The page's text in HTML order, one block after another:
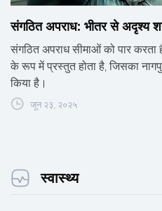
संगठित अपराध: भीतर से अदृश्य
संगठित अपराध सीमाओं को पार करता
के रूप में प्रस्तुत होता है, जिसका
किया है।
जून २३, २०२५
स्वास्थ्य